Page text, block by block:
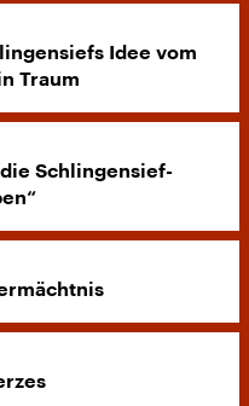
Idee vom
Traum
Schlingensief-